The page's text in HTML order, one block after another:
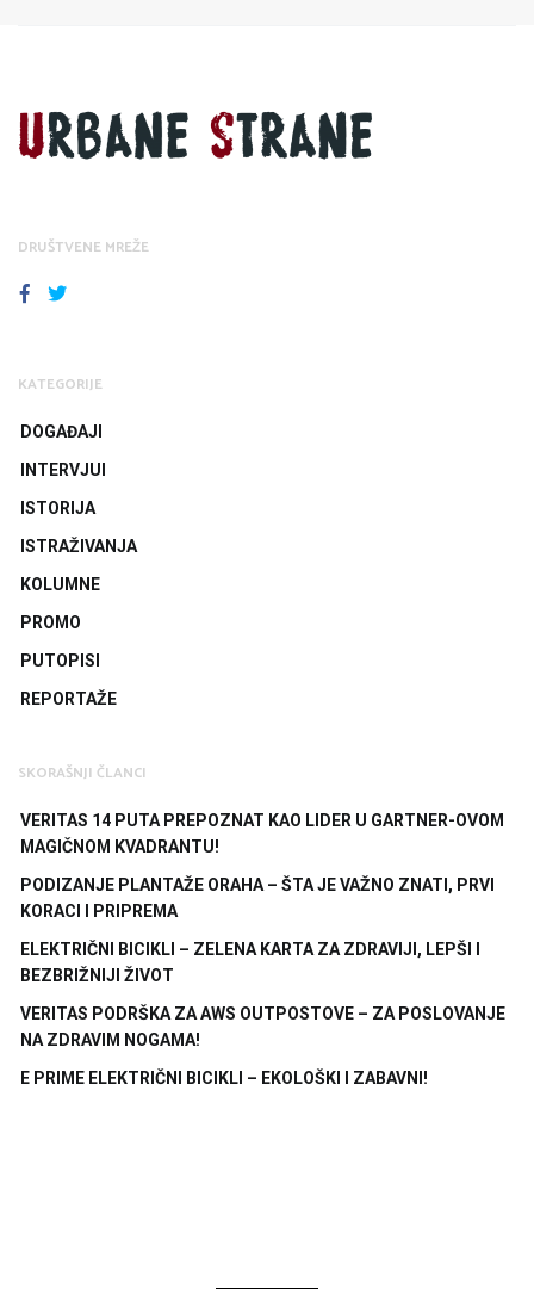
DRUŠTVENE MREŽE
FACEBOOK
TWITTER
KATEGORIJE
DOGAĐAJI
INTERVJUI
ISTORIJA
ISTRAŽIVANJA
KOLUMNE
PROMO
PUTOPISI
REPORTAŽE
SKORAŠNJI ČLANCI
VERITAS 14 PUTA PREPOZNAT KAO LIDER U GARTNER-OVOM
MAGIČNOM KVADRANTU!
PODIZANJE PLANTAŽE ORAHA – ŠTA JE VAŽNO ZNATI, PRVI
KORACI I PRIPREMA
ELEKTRIČNI BICIKLI – ZELENA KARTA ZA ZDRAVIJI, LEPŠI I
BEZBRIŽNIJI ŽIVOT
VERITAS PODRŠKA ZA AWS OUTPOSTOVE – ZA POSLOVANJE
NA ZDRAVIM NOGAMA!
E PRIME ELEKTRIČNI BICIKLI – EKOLOŠKI I ZABAVNI!